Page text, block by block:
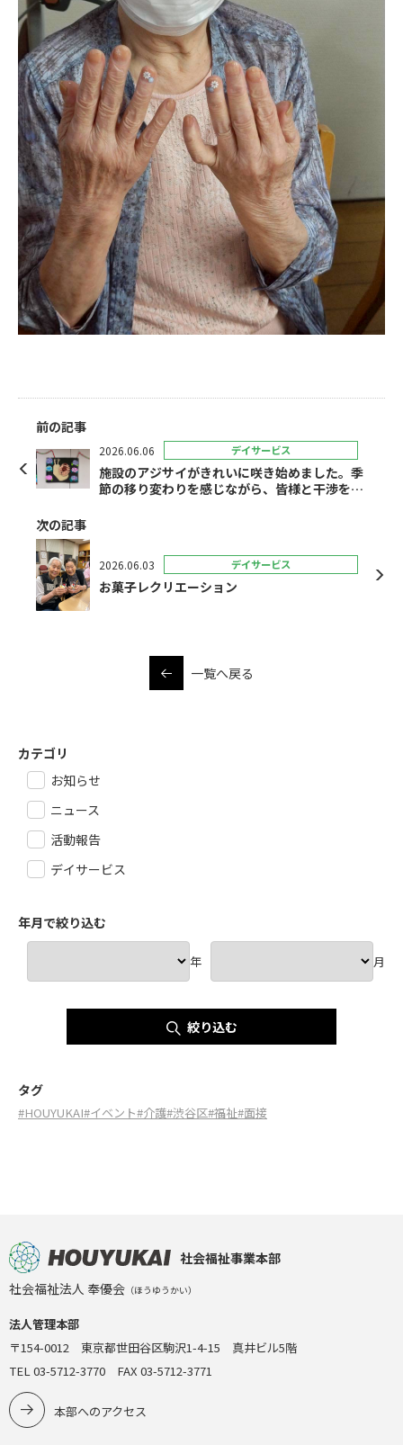
前の記事
2026.06.06 デイサービス
施設のアジサイがきれいに咲き始めました。季
節の移り変わりを感じながら、皆様と干渉を楽
次の記事
2026.06.03 デイサービス
お菓子レクリエーション
一覧へ戻る
カテゴリ
お知らせ
ニュース
活動報告
デイサービス
年月で絞り込む
年 月
絞り込む
タグ
#HOUYUKAI#イベント#介護#渋谷区#福祉#面接
社会福祉事業本部
社会福祉法人 奉優会 （ほうゆうかい）
法人管理本部
〒154-0012 東京都世田谷区駒沢1-4-15 真井ビル5階
TEL 03-5712-3770 FAX 03-5712-3771
本部へのアクセス